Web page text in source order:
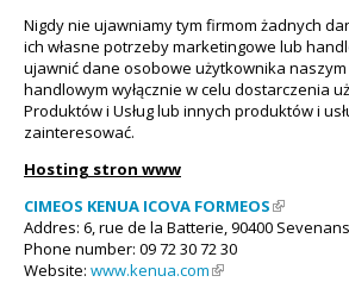
Nigdy nie ujawniamy tym firmom żadnych
ich własne potrzeby marketingowe lub
ujawnić dane osobowe użytkownika
handlowym wyłącznie w celu dostarczenia
Produktów i Usług lub innych produktów i
zainteresować.
Hosting stron www
CIMEOS KENUA ICOVA FORMEOS(link is
Addres: 6, rue de la Batterie, 90400
Phone number: 09 72 30 72 30
Website: www.kenua.com(link is external)